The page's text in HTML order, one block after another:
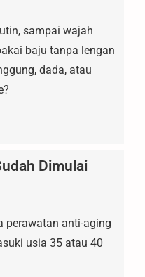
sampai wajah
baju tanpa lengan
dada, atau
Dimulai
perawatan anti-aging
usia 35 atau 40